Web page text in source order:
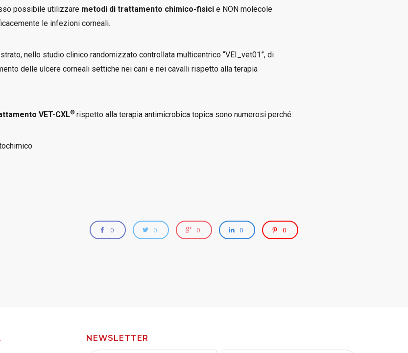
possibile utilizzare metodi di trattamento chimico-fisicie NON molecole
le infezioni corneali.
nello studio clinico randomizzato controllata multicentrico “VEI_vet01”, di
delle ulcere corneali settiche nei cani e nei cavalli rispetto alla terapia
VET-CXL® rispetto alla terapia antimicrobica topica sono numerosi perché:
0 0 0 0 0
NEWSLETTER